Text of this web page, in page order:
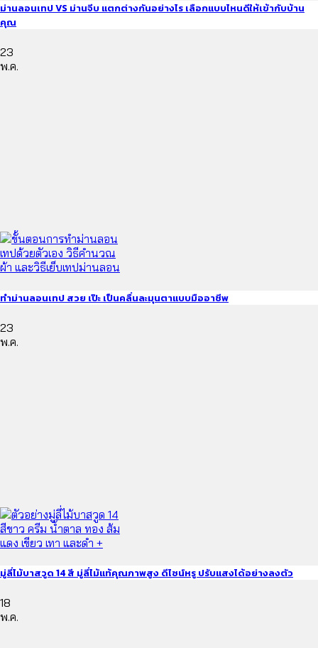
ม่านลอนเทป VS ม่านจีบ แตกต่างกันอย่างไร เลือกแบบไหนดีให้เข้ากับบ้าน
คุณ
23
พ.ค.
ทำม่านลอนเทป สวย เป๊ะ เป็นคลื่นละมุนตาแบบมืออาชีพ
23
พ.ค.
มู่ลี่ไม้บาสวูด 14 สี มู่ลี่ไม้แท้คุณภาพสูง ดีไซน์หรู ปรับแสงได้อย่างลงตัว
18
พ.ค.